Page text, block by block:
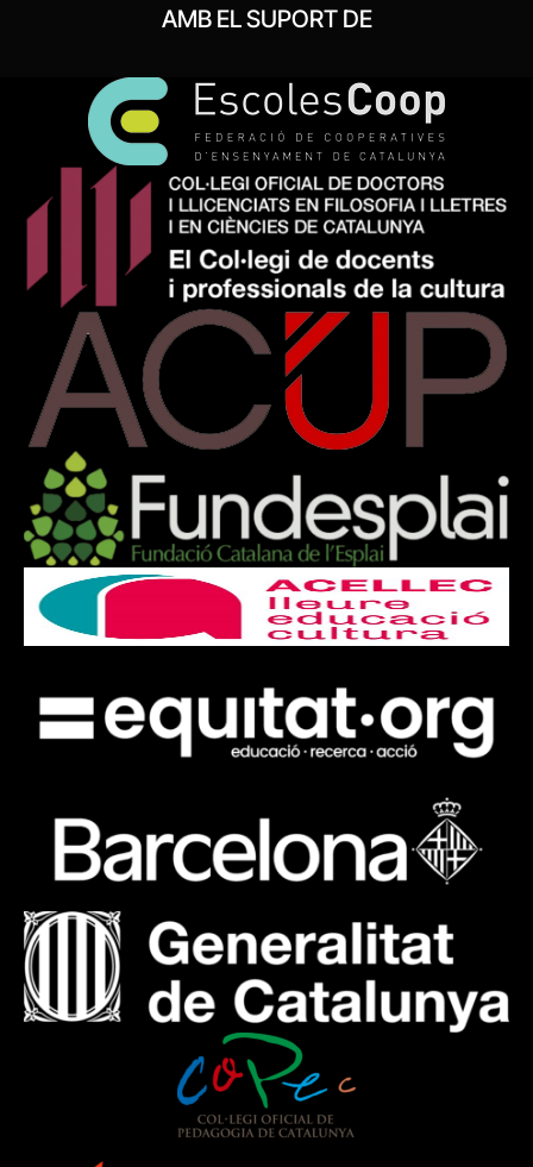
AMB EL SUPORT DE